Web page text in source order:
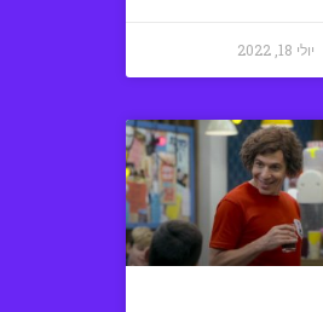
יולי 18, 2022